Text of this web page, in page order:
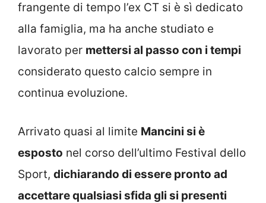
frangente di tempo l’ex CT si è sì dedicato
alla famiglia, ma ha anche studiato e
lavorato per mettersi al passo con i tempi
considerato questo calcio sempre in
continua evoluzione.
Arrivato quasi al limite Mancini si è
esposto nel corso dell’ultimo Festival dello
Sport, dichiarando di essere pronto ad
accettare qualsiasi sfida gli si presenti